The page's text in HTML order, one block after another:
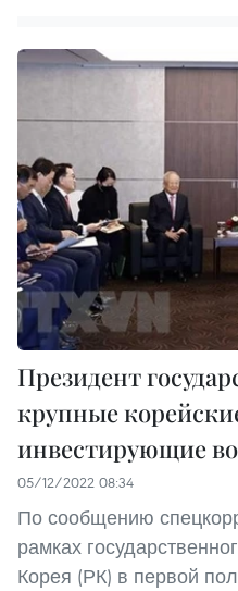
Президент
крупные
инвестирующие
05/12/2022 08:34
По сообщению
рамках
Корея (РК) в первой